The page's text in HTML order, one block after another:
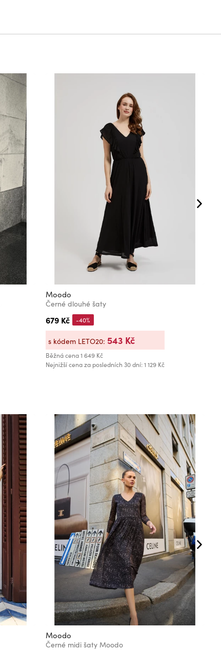
Moodo
Černé dlouhé šaty
679 Kč
Běžná cena1 649 Kč
Nejnižší cena za posledních 30 dní: 1 129 Kč
-40%
s kódem LETO20: 543 Kč
Moodo
Černé midi šaty Moodo